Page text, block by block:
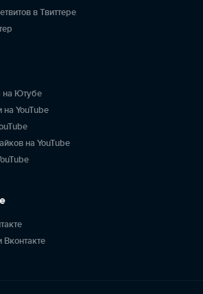
в Твиттере
на Ютубе
на YouTube
на YouTube
Вконтакте